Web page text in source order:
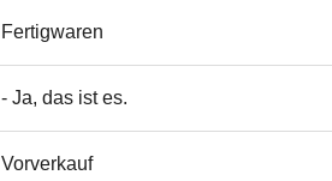
Fertigwaren
- Ja, das ist es.
Vorverkauf